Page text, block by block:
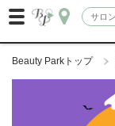
Beauty Parkトップ